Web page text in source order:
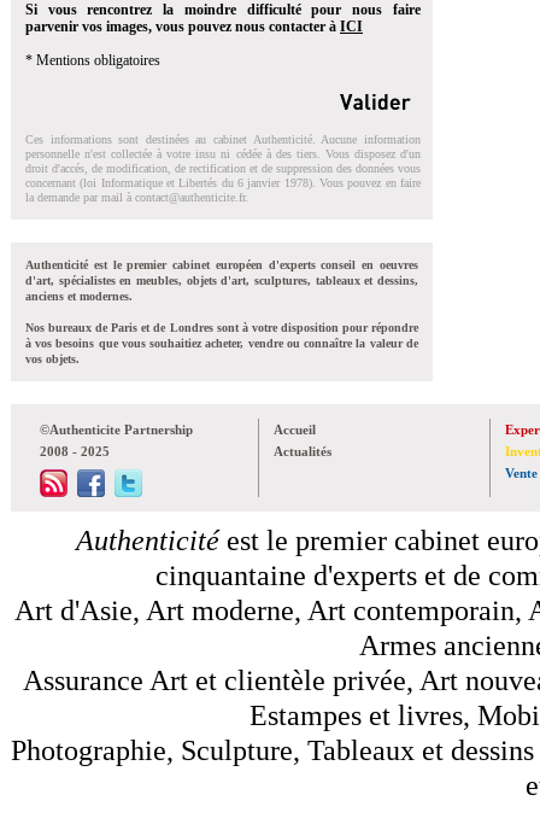
Si vous rencontrez la moindre difficulté pour nous faire
parvenir vos images, vous pouvez nous contacter à ICI
* Mentions obligatoires
Ces informations sont destinées au cabinet Authenticité. Aucune information
personnelle n'est collectée à votre insu ni cédée à des tiers. Vous disposez d'un
droit d'accés, de modification, de rectification et de suppression des données vous
concernant (loi Informatique et Libertés du 6 janvier 1978). Vous pouvez en faire
la demande par mail à contact@authenticite.fr.
Authenticité est le premier cabinet européen d'experts conseil en oeuvres
d'art, spécialistes en meubles, objets d'art, sculptures, tableaux et dessins,
anciens et modernes.
Nos bureaux de Paris et de Londres sont à votre disposition pour répondre
à vos besoins que vous souhaitiez acheter, vendre ou connaître la valeur de
vos objets.
©Authenticite Partnership
2008 - 2025
Accueil
Actualités
Vente
Authenticitéest le premier cabinet
cinquantaine d'experts et de
Art d'Asie, Art moderne, Art contemporain,
Armes
Assurance Art et clientèle privée, Art
Estampes et livres,
Photographie, Sculpture, Tableaux et